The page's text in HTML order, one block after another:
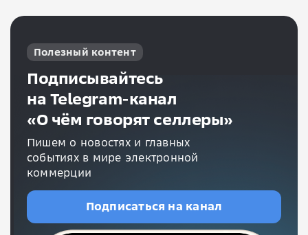
Полезный контент
Подписывайтесь
на Telegram-канал
«О чём говорят селлеры»
Пишем о новостях и главных
событиях в мире электронной
коммерции
Подписаться на канал